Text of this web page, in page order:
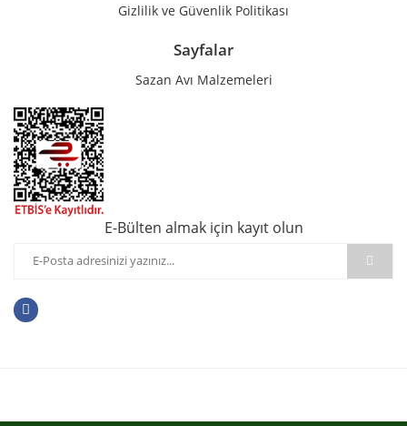
Gizlilik ve Güvenlik Politikası
Sayfalar
Sazan Avı Malzemeleri
E-Bülten almak için kayıt olun